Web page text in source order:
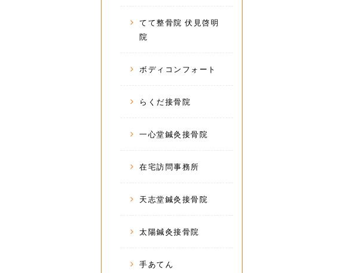
てて整骨院 伏見啓明
院
ボディコンフォート
らくだ接骨院
一心堂鍼灸接骨院
在宅訪問事務所
天志堂鍼灸接骨院
太陽鍼灸接骨院
手あてん